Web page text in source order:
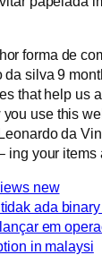
forma de
da silva 9
that help us
use this
da
ing your items
new
ada
em
in malaysi